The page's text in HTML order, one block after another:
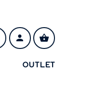
OUTLET